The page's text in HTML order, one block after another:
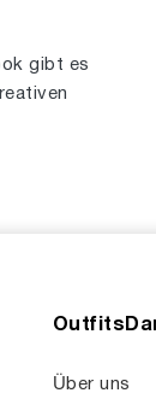
gibt es
Über uns